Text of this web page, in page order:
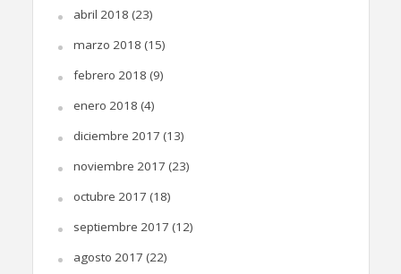
abril 2018 (23)
marzo 2018 (15)
febrero 2018 (9)
enero 2018 (4)
diciembre 2017 (13)
noviembre 2017 (23)
octubre 2017 (18)
septiembre 2017 (12)
agosto 2017 (22)